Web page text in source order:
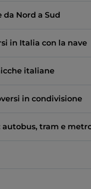
da Nord a Sud
in Italia con la nave
italiane
in condivisione
tram e